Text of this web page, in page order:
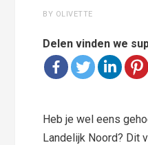
BY OLIVETTE
Delen vinden we
Heb je wel eens
Landelijk Noord? Dit